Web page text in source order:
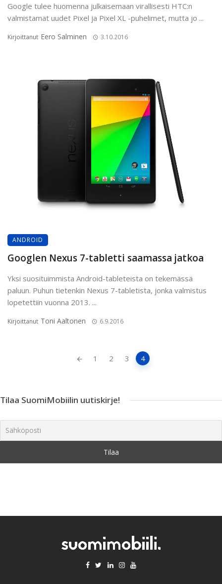
Google tulee huomenna julkaisemaan virallisesti HTC:n
valmistamat uudet Pixel ja Pixel XL -puhelimet, mutta jo ...
Kirjoittanut Eero Salminen 3.10.2016
ANDROID
Googlen Nexus 7-tabletti saamassa jatkoa
Yksi suosituimmista Android-tableteista on tekemässä
paluun. Puhun tietenkin Nexus 7-tabletista, jonka valmistus
lopetettiin vuonna 2013. ...
Kirjoittanut Toni Aaltonen 6.9.2016
1 2 3 4
Tilaa SuomiMobiilin uutiskirje!